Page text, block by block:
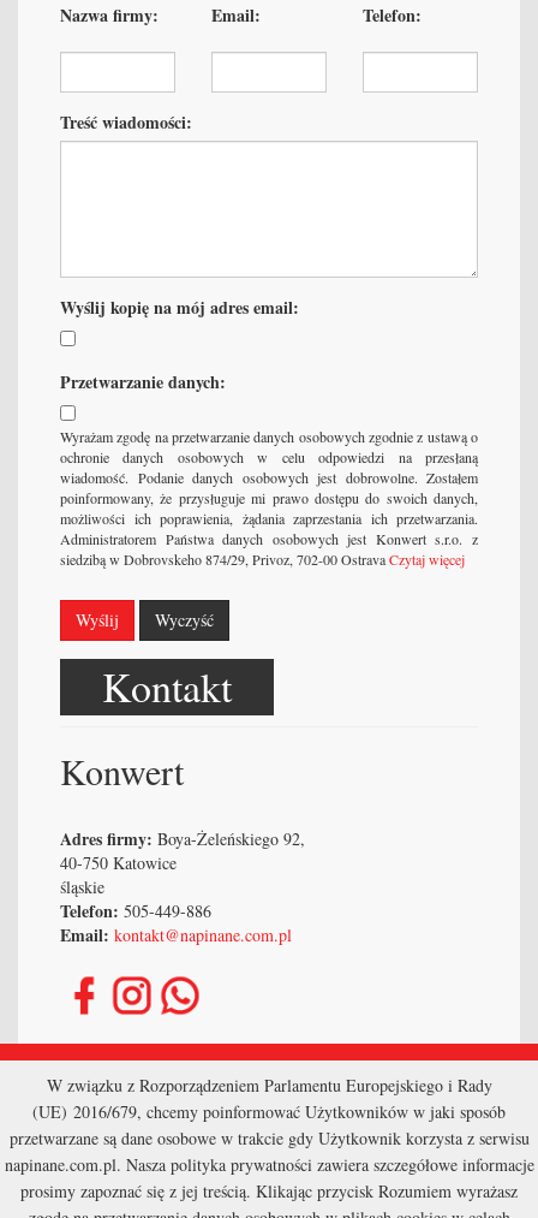
Nazwa firmy: Email: Telefon:
Treść wiadomości:
Wyślij kopię na mój adres email:
Przetwarzanie danych:
Wyrażam zgodę na przetwarzanie danych osobowych zgodnie z ustawą o
ochronie danych osobowych w celu odpowiedzi na przesłaną
wiadomość. Podanie danych osobowych jest dobrowolne. Zostałem
poinformowany, że przysługuje mi prawo dostępu do swoich danych,
możliwości ich poprawienia, żądania zaprzestania ich przetwarzania.
Administratorem Państwa danych osobowych jest Konwert s.r.o. z
siedzibą w Dobrovskeho 874/29, Privoz, 702-00 OstravaCzytaj więcej
Wyślij Wyczyść
Kontakt
Konwert
Adres firmy: Boya-Żeleńskiego 92,
40-750 Katowice
śląskie
Telefon: 505-449-886
Email: kontakt@napinane.com.pl
Strona główna
Kontakt
Mapa Strony
W związku z Rozporządzeniem Parlamentu Europejskiego i Rady
(UE) 2016/679, chcemy poinformować Użytkowników w jaki sposób
przetwarzane są dane osobowe w trakcie gdy Użytkownik korzysta z serwisu
napinane.com.pl. Nasza polityka prywatności zawiera szczegółowe informacje
prosimy zapoznać się z jej treścią. Klikając przycisk Rozumiem wyrażasz